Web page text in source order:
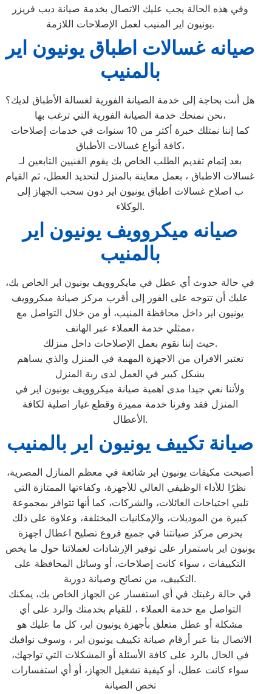
وفي هذه الحالة يجب عليك الاتصال بخدمة صيانة ديب فريزر
يونيون اير المنيب لعمل الإصلاحات اللازمة.
صيانه غسالات اطباق يونيون اير
بالمنيب
هل أنت بحاجة إلى خدمة الصيانة الفورية لغسالة الأطباق لديك؟
نحن نمنحك خدمة الصيانة الفورية التي ترغب بها،
كما إننا نمتلك خبرة أكثر من 10 سنوات في خدمات إصلاحات
كافة أنواع غسالات الأطباق،
بعد إتمام تقديم الطلب الخاص بك يقوم الفنيين التابعين لـ
غسالات الاطباق ، بعمل معاينة بالمنزل لتحديد العطل، ثم القيام
ب اصلاح غسالات اطباق يونيون اير دون سحب الجهاز إلى
الوكلاء.
صيانه ميكروويف يونيون اير
بالمنيب
في حالة حدوث أي عطل في مايكروويف يونيون اير الخاص بك،
عليك أن تتوجه على الفور إلى أقرب مركز صيانة ميكروويف
يونيون اير داخل محافظة المنيب، أو من خلال التواصل مع
ممثلي خدمة العملاء عبر الهاتف،
حيث إننا نقوم بعمل الإصلاحات داخل منزلك.
تعتبر الافران من الاجهزة المهمة في المنزل والذي يساهم
بشكل كبير في العمل لدى ربة المنزل
ولأننا نعي جيدا مدى اهمية صيانة ميكروويف يونيون اير في
المنزل فقد وفرنا خدمة مميزة وقطع غيار اصلية لكافة
الأعطال.
صيانة تكييف يونيون اير بالمنيب
أصبحت مكيفات يونيون اير شائعة في معظم المنازل المصرية،
نظرًا للأداء الوظيفي العالي للأجهزة، وكفاءتها الممتازة التي
تلبي احتياجات العائلات، والشركات، كما أنها تتوافر بمجموعة
كبيرة من الموديلات، والإمكانيات المختلفة، وعلاوة على ذلك
يحرص مركز صيانتنا في جميع فروع تصليح اعطال اجهزة
يونيون اير باستمرار على توفير الإرشادات لعملائنا حول ما يخص
التكييفات ، سواء كانت إصلاحات، أو وسائل المحافظة على
التكييف، من نصائح وصيانة دورية.
في حالة رغبتك في أي استفسار عن الجهاز الخاص بك، يمكنك
التواصل مع خدمة العملاء ، للقيام بخدمتك والرد على أي
مشكلة أو عطل متعلق بأجهزة يونيون اير، كل ما عليك هو
الاتصال بنا عبر أرقام صيانة تكييف يونيون اير ، وسوف نوافيك
في الحال بالرد على كافة الأسئلة أو المشكلات التي تواجهك،
سواء كانت عطل، أو كيفية تشغيل الجهاز، أو أي استفسارات
تخص الصيانة